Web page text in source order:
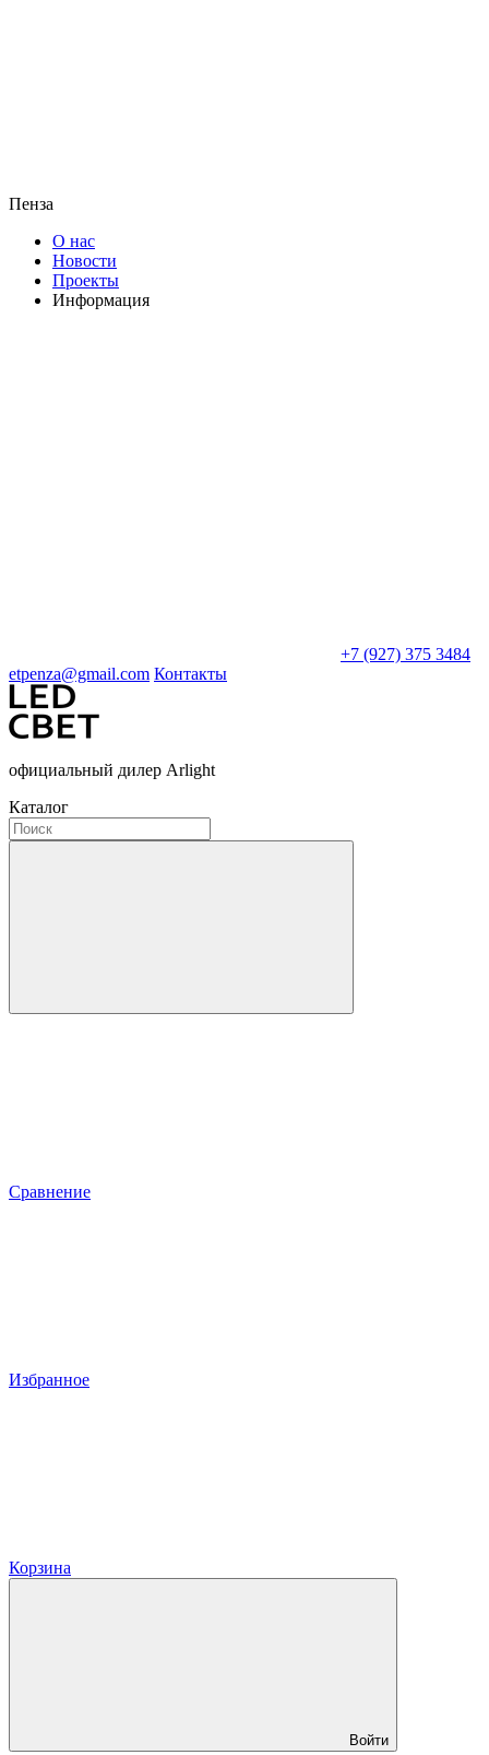
Пенза
О нас
Новости
Проекты
Информация
+7 (927) 375 3484
etpenza@gmail.com Контакты
официальный дилер Arlight
Каталог
Сравнение
Избранное
Корзина
Войти